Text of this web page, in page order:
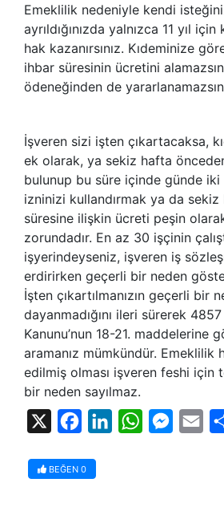
Emeklilik nedeniyle kendi
ayrıldığınızda yalnızca 11 yıl
hak kazanırsınız. Kıdeminize
ihbar süresinin ücretini
ödeneğinden de
İşveren sizi işten çıkartacaksa,
ek olarak, ya sekiz hafta
bulunup bu süre içinde günde
izninizi kullandırmak ya da
süresine ilişkin ücreti peşin
zorundadır. En az 30 işçinin
işyerindeyseniz, işveren iş
erdirirken geçerli bir neden
İşten çıkartılmanızın geçerli bir
dayanmadığını ileri sürerek 4857
Kanunu’nun 18-21. maddelerine
aramanız mümkündür. Emeklilik
edilmiş olması işveren feshi için
bir neden sayılmaz.
FacebookLinkedInWhatsApp
BEĞEN 0